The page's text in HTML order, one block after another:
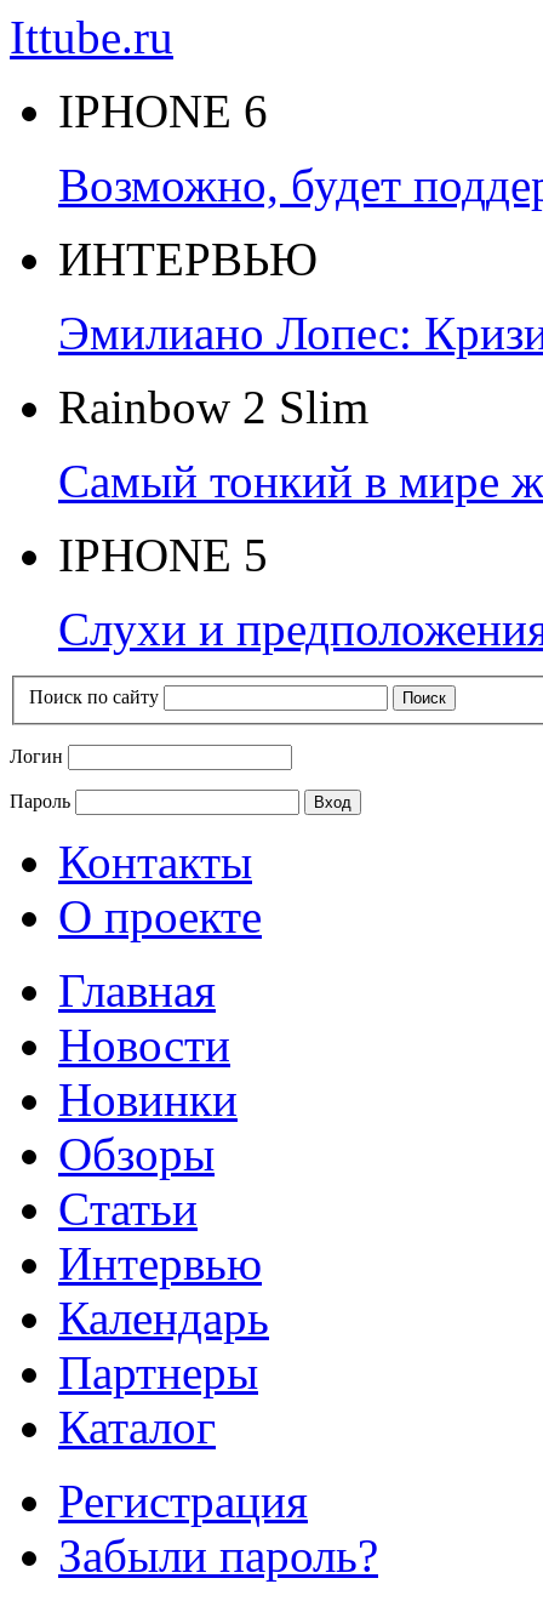
Ittube.ru
IPHONE 6
Возможно, будет
ИНТЕРВЬЮ
Эмилиано Лопес:
Rainbow 2 Slim
Самый тонкий в мире
IPHONE 5
Слухи и
Поиск по сайту
Логин
Пароль
Контакты
О проекте
Главная
Новости
Новинки
Обзоры
Cтатьи
Интервью
Календарь
Партнеры
Каталог
Регистрация
Забыли пароль?